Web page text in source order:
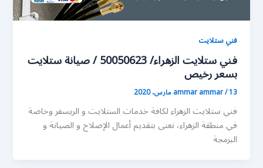
فني ستلايت
فني ستلايت الزهراء/ 50050623 / صيانة ستلايت
بسعر رخيص
ammar ammar/13 مارس، 2020
فني ستلايت الزهراء لكافة خدمات الستلايت و الريسفر وخاصة
في منطقة الزهراء، نعنى بتقديم أعمال الإصلاح و الصيانة و
البرمجة